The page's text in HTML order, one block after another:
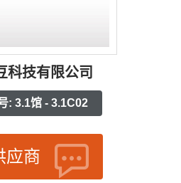
科技有限公司
: 3.1馆 - 3.1C02
应商